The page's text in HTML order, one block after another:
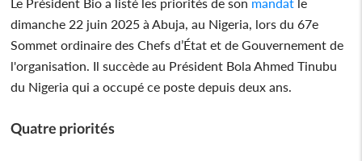
dimanche 22 juin 2025 à Abuja, au Nigeria, lors du 67e
Sommet ordinaire des Chefs d’État et de Gouvernement de
l'organisation. Il succède au Président Bola Ahmed Tinubu
du Nigeria qui a occupé ce poste depuis deux ans.
Quatre priorités